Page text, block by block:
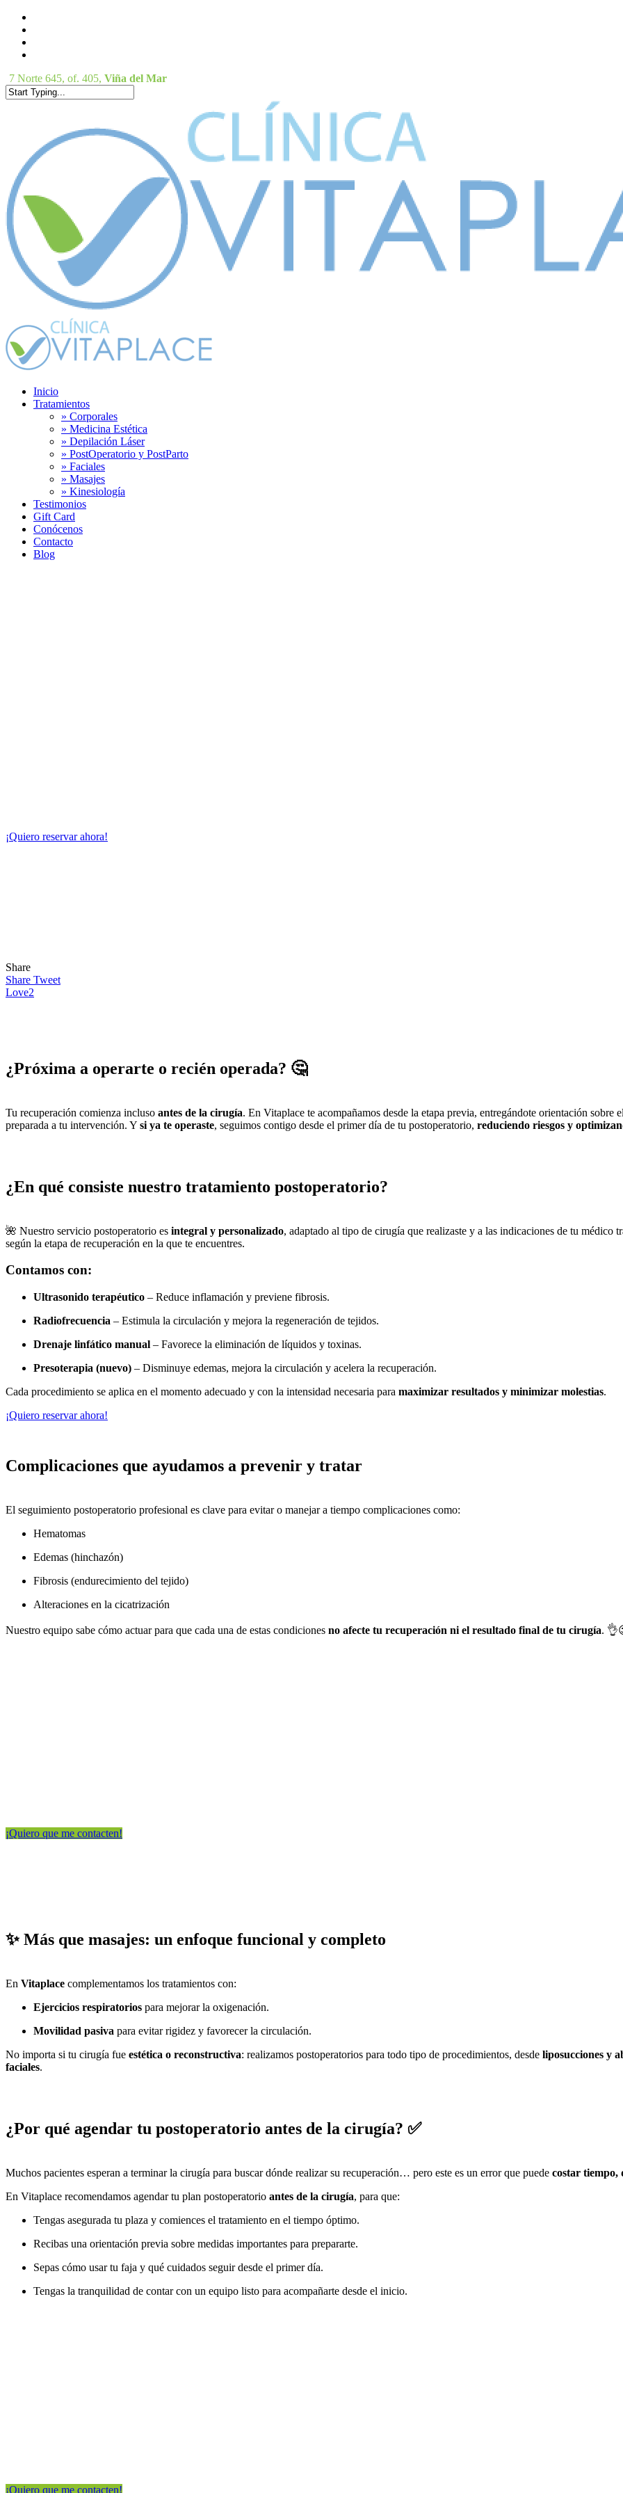
Skip
main
content
7 Norte 645, of. 405, Viña del Mar
Menu
Inicio
Tratamientos
» Corporales
» Medicina Estética
» Depilación Láser
» PostOperatorio y PostParto
» Faciales
» Masajes
» Kinesiología
Testimonios
Gift Card
Conócenos
Contacto
Blog
¡Quiero reservar ahora!
Share
Share Tweet
Love2
¿Próxima a operarte o recién operada? 🤔
Tu recuperación comienza incluso antes de la cirugía. En Vitaplace te acompañamos desde la etapa previa, entregándote orientación
preparada a tu intervención. Y si ya te operaste, seguimos contigo desde el primer día de tu postoperatorio, reduciendo riesgos y
¿En qué consiste nuestro tratamiento postoperatorio?
🌺 Nuestro servicio postoperatorio es integral y personalizado, adaptado al tipo de cirugía que realizaste y a las indicaciones de tu médico
según la etapa de recuperación en la que te encuentres.
Contamos con:
Ultrasonido terapéutico – Reduce inflamación y previene fibrosis.
Radiofrecuencia – Estimula la circulación y mejora la regeneración de tejidos.
Drenaje linfático manual – Favorece la eliminación de líquidos y toxinas.
Presoterapia (nuevo) – Disminuye edemas, mejora la circulación y acelera la recuperación.
Cada procedimiento se aplica en el momento adecuado y con la intensidad necesaria para maximizar resultados y minimizar molestias.
¡Quiero reservar ahora!
Complicaciones que ayudamos a prevenir y tratar
El seguimiento postoperatorio profesional es clave para evitar o manejar a tiempo complicaciones como:
Hematomas
Edemas (hinchazón)
Fibrosis (endurecimiento del tejido)
Alteraciones en la cicatrización
Nuestro equipo sabe cómo actuar para que cada una de estas condiciones no afecte tu recuperación ni el resultado final de tu cirugía.
¡Quiero que me contacten!
✨ Más que masajes: un enfoque funcional y completo
En Vitaplace complementamos los tratamientos con:
Ejercicios respiratorios para mejorar la oxigenación.
Movilidad pasiva para evitar rigidez y favorecer la circulación.
No importa si tu cirugía fue estética o reconstructiva: realizamos postoperatorios para todo tipo de procedimientos, desde liposucciones y
faciales.
¿Por qué agendar tu postoperatorio antes de la cirugía? ✅
Muchos pacientes esperan a terminar la cirugía para buscar dónde realizar su recuperación… pero este es un error que puede costar tiempo,
En Vitaplace recomendamos agendar tu plan postoperatorio antes de la cirugía, para que:
Tengas asegurada tu plaza y comiences el tratamiento en el tiempo óptimo.
Recibas una orientación previa sobre medidas importantes para prepararte.
Sepas cómo usar tu faja y qué cuidados seguir desde el primer día.
Tengas la tranquilidad de contar con un equipo listo para acompañarte desde el inicio.
¡Quiero que me contacten!